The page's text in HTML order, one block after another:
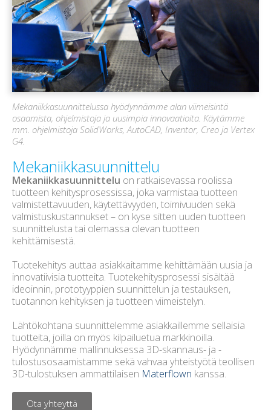
Mekaniikkasuunnittelussa hyödynnämme alan viimeisintä
osaamista, ohjelmistoja ja uusimpia innovaatioita. Käytämme
mm. ohjelmistoja SolidWorks, AutoCAD, Inventor, Creo ja Vertex
G4.
Mekaniikkasuunnittelu
Mekaniikkasuunnittelu on ratkaisevassa roolissa
tuotteen kehitysprosessissa, joka varmistaa tuotteen
valmistettavuuden, käytettävyyden, toimivuuden sekä
valmistuskustannukset – on kyse sitten uuden tuotteen
suunnittelusta tai olemassa olevan tuotteen
kehittämisestä.
Tuotekehitys auttaa asiakkaitamme kehittämään uusia ja
innovatiivisia tuotteita. Tuotekehitysprosessi sisältää
ideoinnin, prototyyppien suunnittelun ja testauksen,
tuotannon kehityksen ja tuotteen viimeistelyn.
Lähtökohtana suunnittelemme asiakkaillemme sellaisia
tuotteita, joilla on myös kilpailuetua markkinoilla.
Hyödynnämme mallinnuksessa 3D-skannaus- ja -
tulostusosaamistamme sekä vahvaa yhteistyötä teollisen
3D-tulostuksen ammattilaisen Materflown kanssa.
Ota yhteyttä